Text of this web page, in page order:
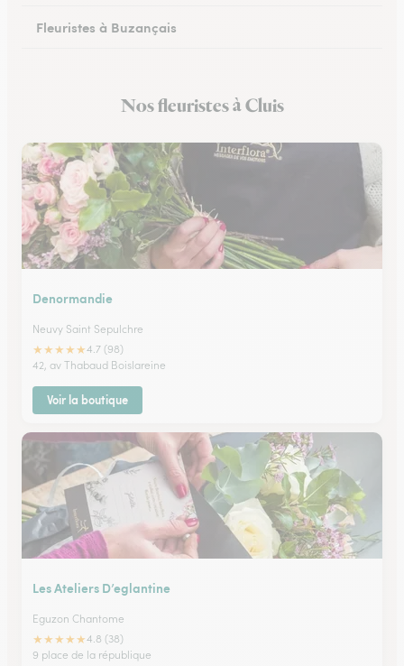
Fleuristes à Buzançais
Nos fleuristes à Cluis
Denormandie
Neuvy Saint Sepulchre
★★★★★4.7 (98)
42, av Thabaud Boislareine
Voir la boutique
Les Ateliers D’eglantine
Eguzon Chantome
★★★★★4.8 (38)
9 place de la république